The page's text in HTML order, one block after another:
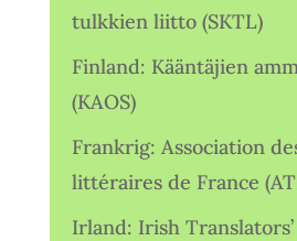
tulkkien liitto (SKTL)
Finland: Kääntäjien
(KAOS)
Frankrig: Association
littéraires de France
Irland: Irish